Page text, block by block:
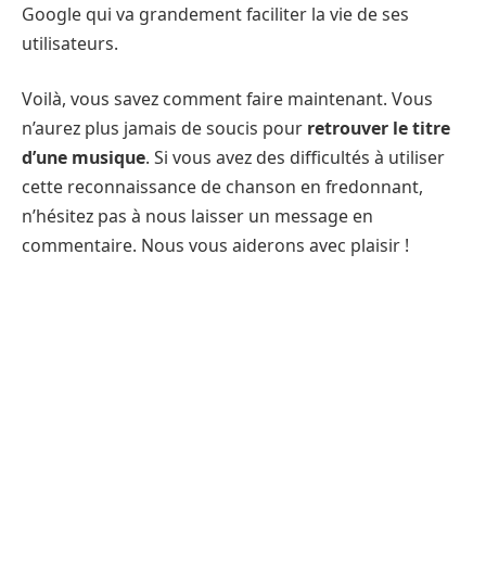
Google qui va grandement faciliter la vie de ses
utilisateurs.
Voilà, vous savez comment faire maintenant. Vous
n’aurez plus jamais de soucis pour retrouver le titre
d’une musique. Si vous avez des difficultés à utiliser
cette reconnaissance de chanson en fredonnant,
n’hésitez pas à nous laisser un message en
commentaire. Nous vous aiderons avec plaisir !